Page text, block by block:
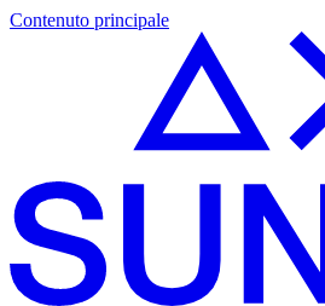
Contenuto principale